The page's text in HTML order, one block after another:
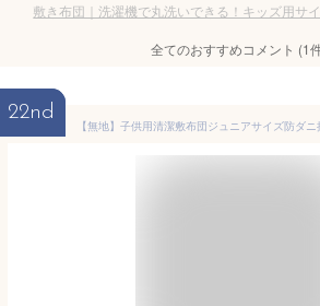
敷き布団｜洗濯機で丸洗いできる！キッズ用サ
全てのおすすめコメント (1
22nd